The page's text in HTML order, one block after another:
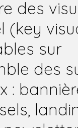
des
(key
sur
des
: